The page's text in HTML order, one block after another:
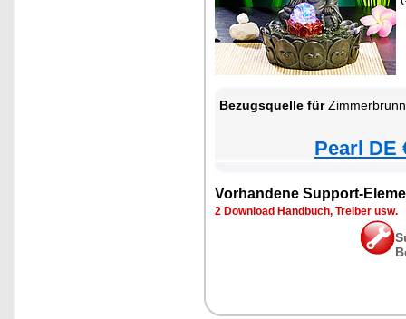
Bezugsquelle für
Pearl DE
Vorhandene Support-
2 Download Handbuch, Treiber usw.